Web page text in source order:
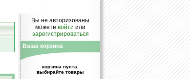
Вы не авторизованы
можете войти или
зарегистрироваться
Ваша корзина
корзина пуста,
выбирайте товары